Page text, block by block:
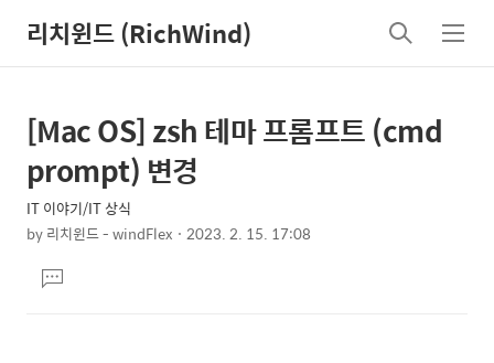
리치윈드 (RichWind)
검
색
메
뉴
상
세
컨
텐
본
문
제
목
[Mac OS] zsh 테마 프롬프트 (cmd
prompt) 변경
IT 이야기/IT 상식
by리치윈드 - windFlex 2023. 2. 15. 17:08
문댓
글